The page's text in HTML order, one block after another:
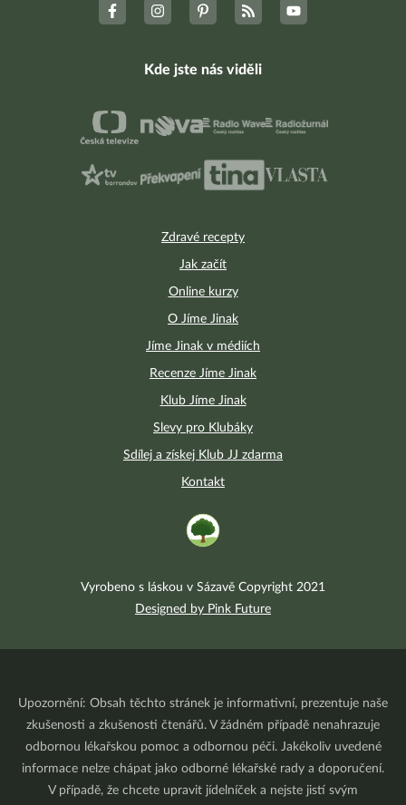
Zdravé recepty
Jak začít
Online kurzy
O Jíme Jinak
Jíme Jinak v médiích
Recenze Jíme Jinak
Klub Jíme Jinak
Slevy pro Klubáky
Sdílej a získej Klub JJ zdarma
Kontakt
Kde jste nás viděli
Vyrobeno s láskou v Sázavě Copyright 2021
Designed by Pink Future
Upozornění: Obsah těchto stránek je informativní, prezentuje naše
zkušenosti a zkušenosti čtenářů. V žádném případě nenahrazuje
odbornou lékařskou pomoc a odbornou péči. Jakékoliv uvedené
informace nelze chápat jako odborné lékařské rady a doporučení.
V případě, že chcete upravit jídelníček a nejste jistí svým